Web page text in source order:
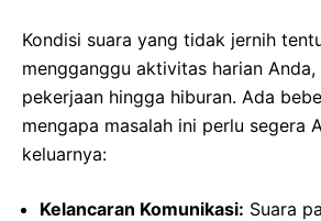
Kondisi suara yang tidak jernih
mengganggu aktivitas harian
pekerjaan hingga hiburan. Ada
mengapa masalah ini perlu segera
keluarnya:
Kelancaran Komunikasi: Suara